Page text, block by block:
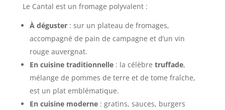
Le Cantal est un fromage polyvalent :
À déguster: sur un plateau de fromages,
accompagné de pain de campagne et d’un vin
rouge auvergnat.
En cuisine traditionnelle: la célèbre truffade,
mélange de pommes de terre et de tome fraîche,
est un plat emblématique.
En cuisine moderne: gratins, sauces, burgers